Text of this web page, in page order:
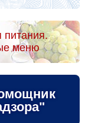
питания.
меню